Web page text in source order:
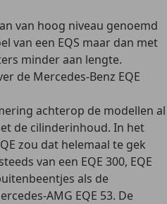
van hoog niveau genoemd
van een EQS maar dan met
minder aan lengte.
de Mercedes-Benz EQE
achterop de modellen al
de cilinderinhoud. In het
zou dat helemaal te gek
van een EQE 300, EQE
als de
AMG EQE 53. De